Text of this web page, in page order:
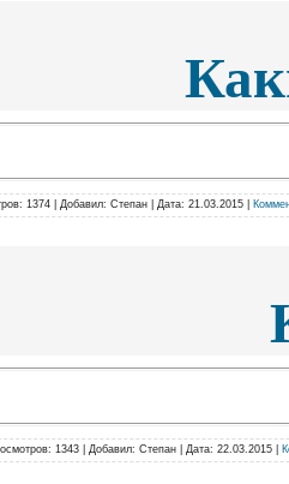
1374 Добавил: Степан Дата: 21.03.2015
1343 Добавил: Степан Дата: 22.03.2015